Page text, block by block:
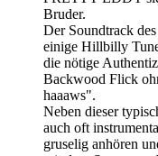
Bruder.
Der Soundtrack
einige Hillbilly
die nötige
Backwood Flick
haaaws".
Neben dieser
auch oft
gruselig anhören